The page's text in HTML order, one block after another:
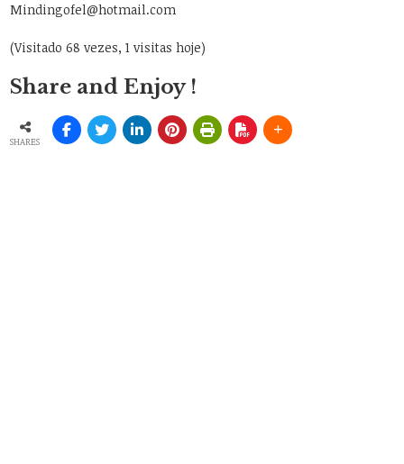
Mindingofel@hotmail.com
(Visitado 68 vezes, 1 visitas hoje)
Share and Enjoy !
SHARES